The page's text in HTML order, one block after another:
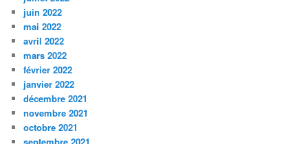
juin 2022
mai 2022
avril 2022
mars 2022
février 2022
janvier 2022
décembre 2021
novembre 2021
octobre 2021